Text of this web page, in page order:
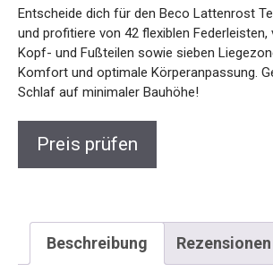
Entscheide dich für den Beco Lattenrost
und profitiere von 42 flexiblen Federleisten,
Kopf- und Fußteilen sowie sieben
Komfort und optimale Körperanpassung.
Schlaf auf minimaler Bauhöhe!
Preis prüfen
Beschreibung